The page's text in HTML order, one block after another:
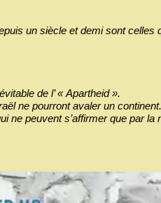
un siècle et demi sont celles
de l’ « Apartheid ».
ne pourront avaler un continent.
ne peuvent s’affirmer que par la